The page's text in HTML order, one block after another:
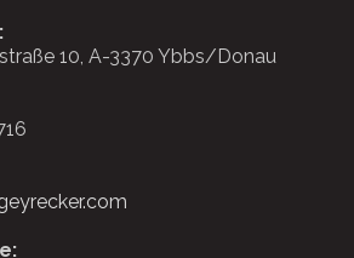
10, A-3370 Ybbs/Donau